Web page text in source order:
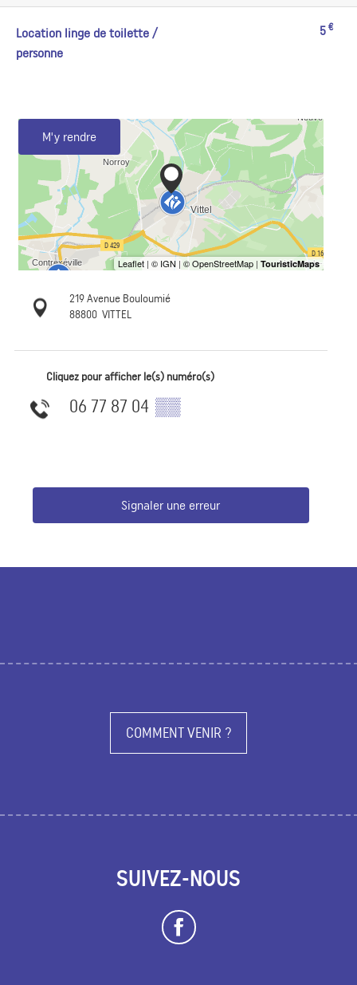
Location linge de toilette /
personne
5 €
M'y rendre
219 Avenue Bouloumié
88800 VITTEL
Cliquez pour afficher le(s) numéro(s)
06 77 87 04 ▒▒
Signaler une erreur
COMMENT VENIR ?
SUIVEZ-NOUS